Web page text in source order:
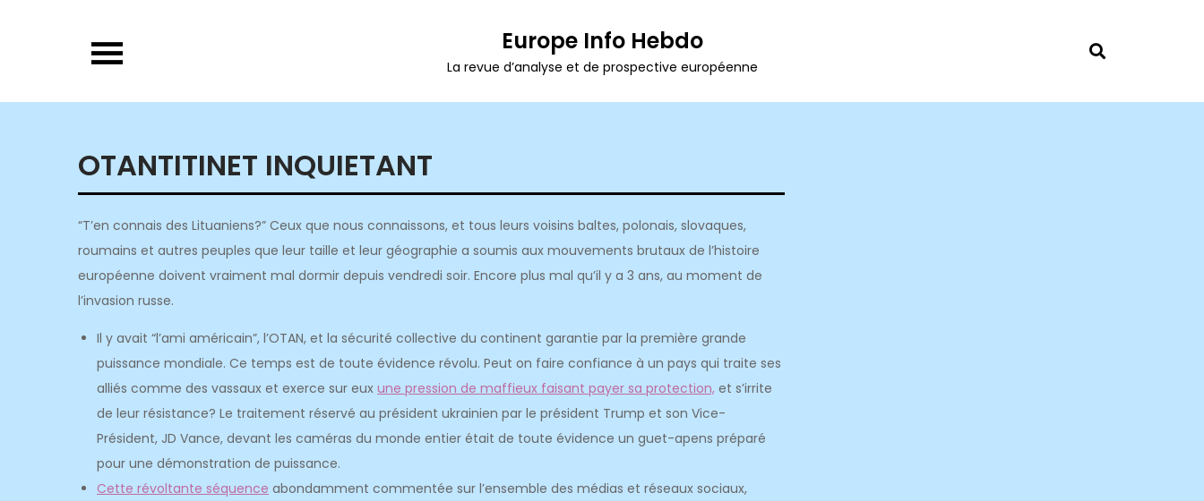
Europe Info Hebdo
La revue d’analyse et de prospective européenne
OTANTITINET INQUIETANT
“T’en connais des Lituaniens?” Ceux que nous connaissons, et tous leurs voisins baltes, polonais, slovaques,
roumains et autres peuples que leur taille et leur géographie a soumis aux mouvements brutaux de l’histoire
européenne doivent vraiment mal dormir depuis vendredi soir. Encore plus mal qu’il y a 3 ans, au moment de
l’invasion russe.
Il y avait “l’ami américain”, l’OTAN, et la sécurité collective du continent garantie par la première grande
puissance mondiale. Ce temps est de toute évidence révolu. Peut on faire confiance à un pays qui traite ses
alliés comme des vassaux et exerce sur eux une pression de maffieux faisant payer sa protection, et s’irrite
de leur résistance? Le traitement réservé au président ukrainien par le président Trump et son Vice-
Président, JD Vance, devant les caméras du monde entier était de toute évidence un guet-apens préparé
pour une démonstration de puissance.
Cette révoltante séquence abondamment commentée sur l’ensemble des médias et réseaux sociaux,